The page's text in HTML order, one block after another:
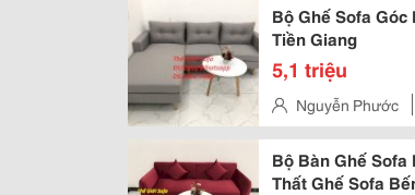
Bộ Ghế Sofa Góc
Tiền Giang
5,1 triệu
Nguyễn Phước
Hưng Hoà, Quận
Bộ Bàn Ghế
Thất Ghế Sofa